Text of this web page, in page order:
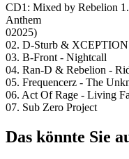
CD1: Mixed by Rebelion
Anthem
02025)
02. D-Sturb &
03. B-Front - Nightcall
04. Ran-D & Rebelion -
05. Frequencerz - The
06. Act Of Rage - Living
07. Sub Zero Project
Das könnte Sie